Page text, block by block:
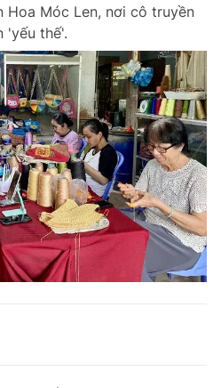
Móc Len, nơi cô truyền
'yếu thế'.